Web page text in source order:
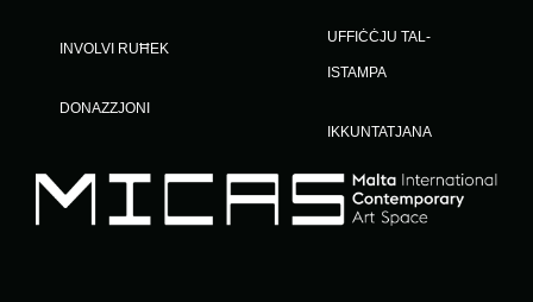
INVOLVI RUĦEK
DONAZZJONI
UFFIĊĊJU TAL-
ISTAMPA
IKKUNTATJANA